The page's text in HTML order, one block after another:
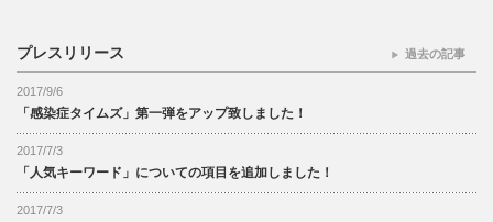
プレスリリース
2017/9/6
「感染症タイムズ」第一弾をアップ致しました！
2017/7/3
「人気キーワード」についての項目を追加しました！
2017/7/3
過去の記事